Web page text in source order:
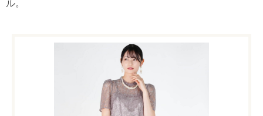
ル。